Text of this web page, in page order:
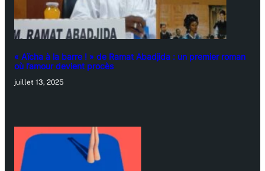
« Aïcha à la barre ! » de Ramat Abadjida : un premier roman
où l’amour devient procès
juillet 13, 2025